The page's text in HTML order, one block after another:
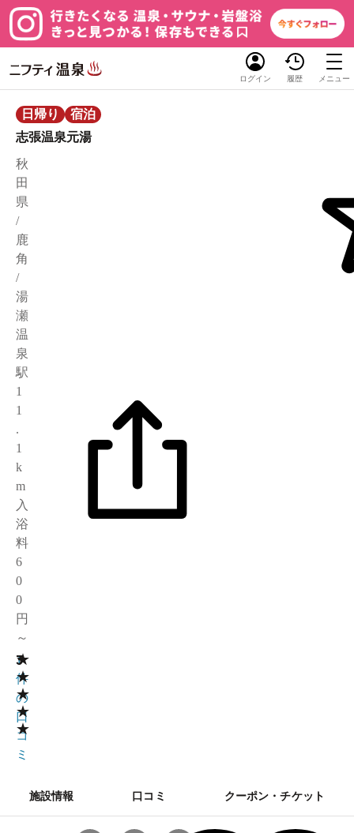
ログイン 履歴 メニュー
日帰り
宿泊
志張温泉元湯
秋
田
県
/
鹿
角
/
湯
瀬
温
泉
駅
1
1
.
1
k
m
入
浴
料
6
0
0
円
～
★
★
★
★
★
3
1
件
の
口
コ
ミ
施設情報 口コミ クーポン・チケット